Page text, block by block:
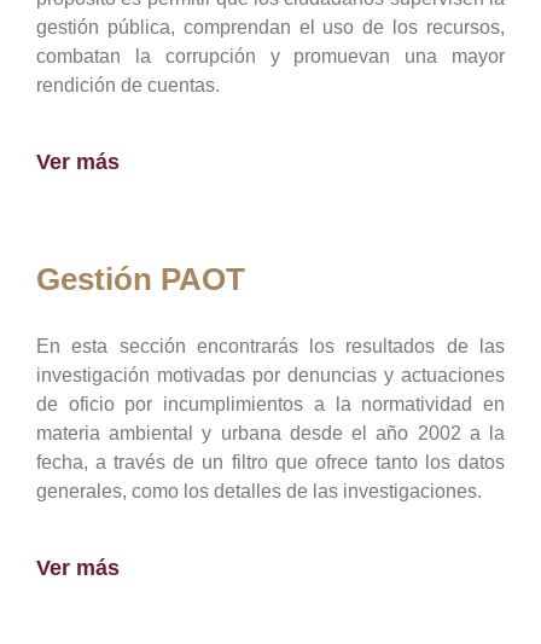
gestión pública, comprendan el uso de los recursos,
combatan la corrupción y promuevan una mayor
rendición de cuentas.
Ver más
Gestión PAOT
En esta sección encontrarás los resultados de las
investigación motivadas por denuncias y actuaciones
de oficio por incumplimientos a la normatividad en
materia ambiental y urbana desde el año 2002 a la
fecha, a través de un filtro que ofrece tanto los datos
generales, como los detalles de las investigaciones.
Ver más